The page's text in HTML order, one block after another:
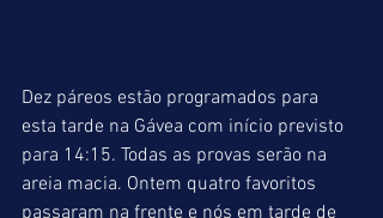
Dez páreos estão programados para
esta tarde na Gávea com início previsto
para 14:15. Todas as provas serão na
areia macia. Ontem quatro favoritos
passaram na frente e nós em tarde de